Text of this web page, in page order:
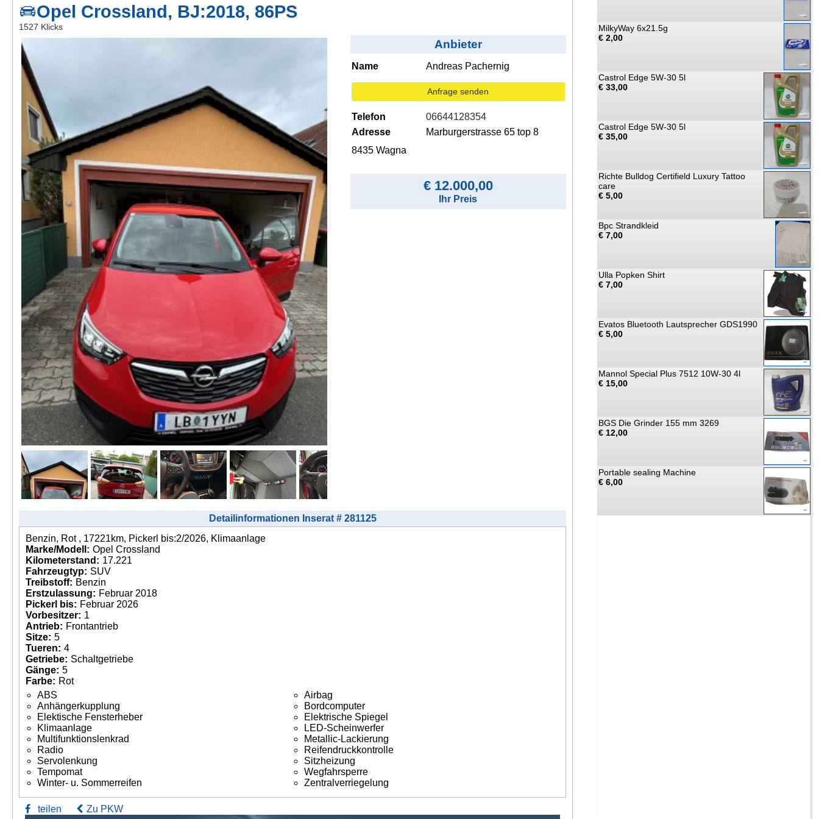
Kontakt
AGB, Nutzungsbedingungen
Impressum
MilkyWay 6x21.5g
€ 2,00
Castrol Edge 5W-30 5l
€ 33,00
Castrol Edge 5W-30 5l
€ 35,00
Richte Bulldog Certifield Luxury Tattoo
care
€ 5,00
Bpc Strandkleid
€ 7,00
Ulla Popken Shirt
€ 7,00
Evatos Bluetooth Lautsprecher GDS1990
€ 5,00
Mannol Special Plus 7512 10W-30 4l
€ 15,00
BGS Die Grinder 155 mm 3269
€ 12,00
Portable sealing Machine
€ 6,00
Opel Crossland, BJ:2018, 86PS
1527 Klicks
Anbieter
Name Andreas Pachernig
Anfrage senden
Telefon
06644128354
Adresse
Marburgerstrasse 65 top 8
8435 Wagna
€ 12.000,00
Ihr Preis
Detailinformationen Inserat # 281125
Benzin, Rot , 17221km, Pickerl bis:2/2026, Klimaanlage
Marke/Modell: Opel Crossland
Kilometerstand: 17.221
Fahrzeugtyp: SUV
Treibstoff: Benzin
Erstzulassung: Februar 2018
Pickerl bis: Februar 2026
Vorbesitzer: 1
Antrieb: Frontantrieb
Sitze: 5
Tueren: 4
Getriebe: Schaltgetriebe
Gänge: 5
Farbe: Rot
ABS
Airbag
Anhängerkupplung
Bordcomputer
Elektische Fensterheber
Elektrische Spiegel
Klimaanlage
LED-Scheinwerfer
Multifunktionslenkrad
Metallic-Lackierung
Radio
Reifendruckkontrolle
Servolenkung
Sitzheizung
Tempomat
Wegfahrsperre
Winter- u. Sommerreifen
Zentralverriegelung
teilen Zu PKW